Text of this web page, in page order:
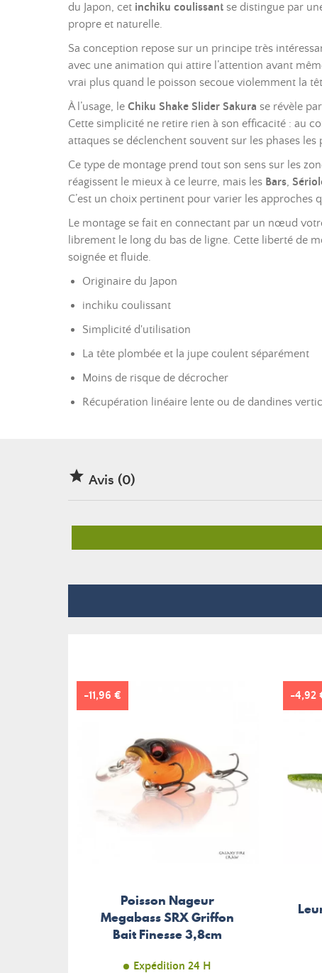
du Japon, cet inchiku coulissant se distingue par
propre et naturelle.
Sa conception repose sur un principe très
avec une animation qui attire l’attention avant
vrai plus quand le poisson secoue violemment la
À l’usage, le Chiku Shake Slider Sakura se révèle
Cette simplicité ne retire rien à son efficacité : au
attaques se déclenchent souvent sur les phases
Ce type de montage prend tout son sens sur les
réagissent le mieux à ce leurre, mais les Bars,
C’est un choix pertinent pour varier les
Le montage se fait en connectant par un nœud
librement le long du bas de ligne. Cette liberté de
soignée et fluide.
Originaire du Japon
inchiku coulissant
Simplicité d'utilisation
La tête plombée et la jupe coulent séparément
Moins de risque de décrocher
Récupération linéaire lente ou de dandines
 Avis (0)
Poisson Nageur
Megabass SRX Griffon
Bait Finesse 3,8cm
Expédition 24 H
-11,96 € -4,92